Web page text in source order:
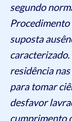
segundo
suposta
residência
para tomar
desfavor
cumprimento